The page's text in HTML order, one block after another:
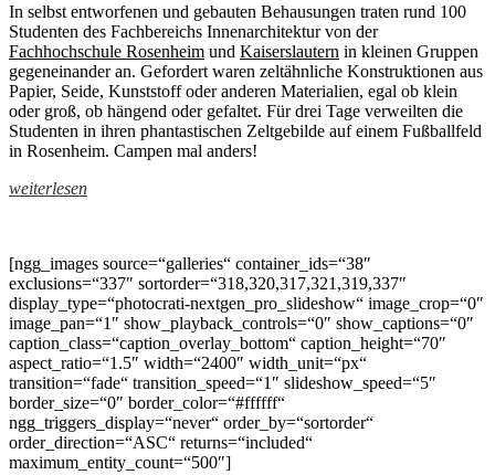
In selbst entworfenen und gebauten Behausungen traten rund 100
Studenten des Fachbereichs Innenarchitektur von der
Fachhochschule Rosenheim und Kaiserslautern in kleinen Gruppen
gegeneinander an. Gefordert waren zeltähnliche Konstruktionen aus
Papier, Seide, Kunststoff oder anderen Materialien, egal ob klein
oder groß, ob hängend oder gefaltet. Für drei Tage verweilten die
Studenten in ihren phantastischen Zeltgebilde auf einem Fußballfeld
in Rosenheim. Campen mal anders!
Mero®Stahlrohrsystem: zwölf Seitenstangen und sechs
Diagonalstangen sind an acht Mero®Knoten miteinander
verbunden. Um Zug- und Druckkräften gerecht zu werden, sind die
jeweiligen Knotenpunkte mit Stahlseilen verspannt. Abspannungen
zum Boden verteilen das Gewicht und verhindern ein Kippen bei
aufkommender Last. Das eigentliche Zelt, eine aus Stoff genähte
Pyramide aus Airtex, wird mittels Karabiner, Schlaufen und Seilen
an den Stangen und Knoten befestigt. Die horizontal gelegene
Plattform ist mit einer Plane verstärkt und über eine an den Seilen
befestigte Leiter zu ereichen. Sie bietet dem Bewohner auch noch
die Möglichkeit die wasserdichte Überdachung zu lösen und das
weiterlesen
[ngg_images source=“galleries“ container_ids=“38″
exclusions=“337″ sortorder=“318,320,317,321,319,337″
display_type=“photocrati-nextgen_pro_slideshow“ image_crop=“0″
image_pan=“1″ show_playback_controls=“0″ show_captions=“0″
caption_class=“caption_overlay_bottom“ caption_height=“70″
aspect_ratio=“1.5″ width=“2400″ width_unit=“px“
transition=“fade“ transition_speed=“1″ slideshow_speed=“5″
border_size=“0″ border_color=“#ffffff“
ngg_triggers_display=“never“ order_by=“sortorder“
order_direction=“ASC“ returns=“included“
maximum_entity_count=“500″]